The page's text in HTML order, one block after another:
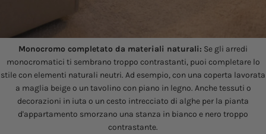
Monocromo completato da materiali naturali: Se gli arredi
monocromatici ti sembrano troppo contrastanti, puoi completare lo
stile con elementi naturali neutri. Ad esempio, con una coperta lavorata
a maglia beige o un tavolino con piano in legno. Anche tessuti o
decorazioni in iuta o un cesto intrecciato di alghe per la pianta
d'appartamento smorzano una stanza in bianco e nero troppo
contrastante.